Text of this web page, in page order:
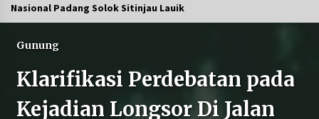
Tim Gabungan BKSDA Sumbar dan Polda
Sumbar Gagalkan Penyelundupan 25 Ekor Beo
Momen memperingati Global Tiger Day 2026
berlangsung begitu meriah!
Nasional Padang Solok Sitinjau Lauik
Gunung
Klarifikasi Perdebatan pada
Kejadian Longsor Di Jalan